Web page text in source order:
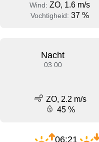
Wind: ZO, 1.6 m/s
Vochtigheid: 37 %
Nacht
03:00
ZO, 2.2 m/s
45 %
06:21